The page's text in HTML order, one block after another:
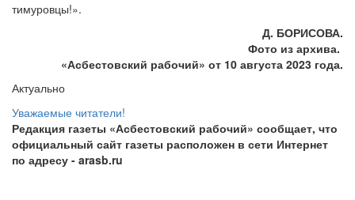
тимуровцы!».
Д. БОРИСОВА.
Фото из архива.
«Асбестовский рабочий» от 10 августа 2023 года.
Актуально
Уважаемые читатели!
Редакция газеты «Асбестовский рабочий» сообщает, что
официальный сайт газеты расположен в сети Интернет
по адресу - arasb.ru